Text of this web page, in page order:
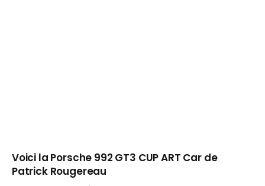
Voici la Porsche 992 GT3 CUP ART Car de
Patrick Rougereau